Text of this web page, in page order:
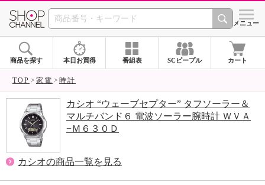
SHOP CHANNEL シメニュー
商品を探す 本日お買得 番組表 SCピープル カート
TOP 家電 時計
カシオ “ウェーブセプター” タフソーラー＆
マルチバンド６ 電波ソーラー腕時計 ＷＶＡ
−Ｍ６３０Ｄ
カシオの商品一覧を見る